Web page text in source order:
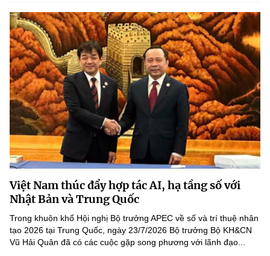
Việt Nam thúc đẩy hợp tác AI, hạ tầng số với
Nhật Bản và Trung Quốc
Trong khuôn khổ Hội nghị Bộ trưởng APEC về số và trí thuệ nhân
tạo 2026 tại Trung Quốc, ngày 23/7/2026 Bộ trưởng Bộ KH&CN
Vũ Hải Quân đã có các cuộc gặp song phương với lãnh đạo...